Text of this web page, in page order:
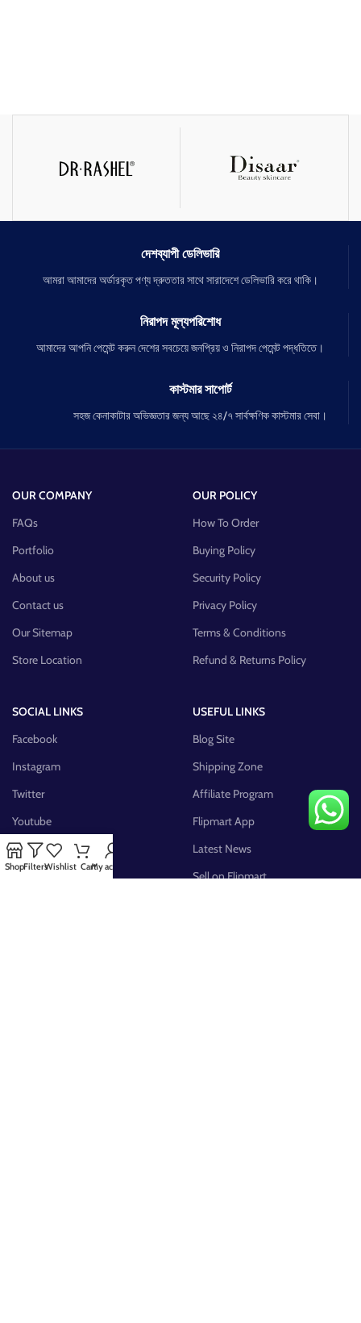
দেশব্যাপী ডেলিভারি
আমরা আমাদের অর্ডারকৃত পণ্য দ্রুততার সাথে সারাদেশে ডেলিভারি করে থাকি।
নিরাপদ মূল্যপরিশোধ
আমাদের আপনি পেমেন্ট করুন দেশের সবচেয়ে জনপ্রিয় ও নিরাপদ পেমেন্ট পদ্ধতিতে।
কাস্টমার সাপোর্ট
সহজ কেনাকাটার অভিজ্ঞতার জন্য আছে ২৪/৭ সার্বক্ষণিক কাস্টমার সেবা।
OUR COMPANY
FAQs
Portfolio
About us
Contact us
Our Sitemap
Store Location
OUR POLICY
How To Order
Buying Policy
Security Policy
Privacy Policy
Terms & Conditions
Refund & Returns Policy
SOCIAL LINKS
Facebook
Instagram
Twitter
Youtube
Pinterest
FB Group
USEFUL LINKS
Blog Site
Shipping Zone
Affiliate Program
Flipmart App
Latest News
Sell on Flipmart
ShopFiltersWishlist CartMy account